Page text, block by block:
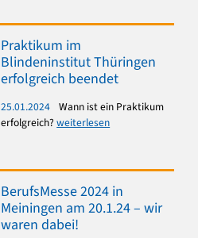
Praktikum im
Blindeninstitut Thüringen
erfolgreich beendet
25.01.2024 Wann ist ein Praktikum
erfolgreich?weiterlesen
BerufsMesse 2024 in
Meiningen am 20.1.24 – wir
waren dabei!